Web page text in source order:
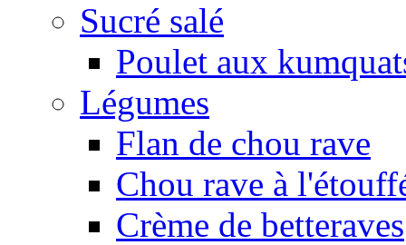
Sucré salé
Poulet aux
Légumes
Flan de chou rave
Chou rave à
Crème de betteraves